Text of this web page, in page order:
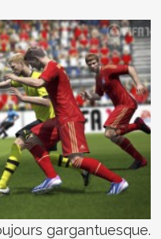
gargantuesque.